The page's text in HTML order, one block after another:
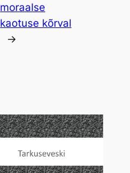
moraalse
kaotuse kõrval
→